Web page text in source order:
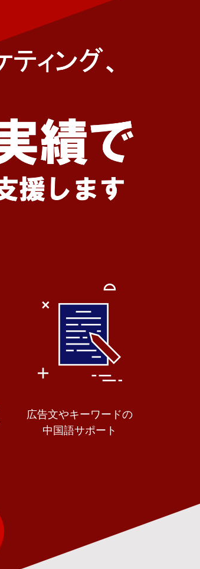
広告文やキーワードの
中国語サポート